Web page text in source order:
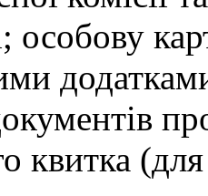
особову
квитка